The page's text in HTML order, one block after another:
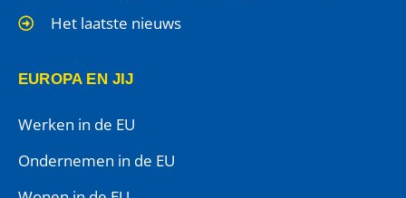
Het laatste nieuws
EUROPA EN JIJ
Werken in de EU
Ondernemen in de EU